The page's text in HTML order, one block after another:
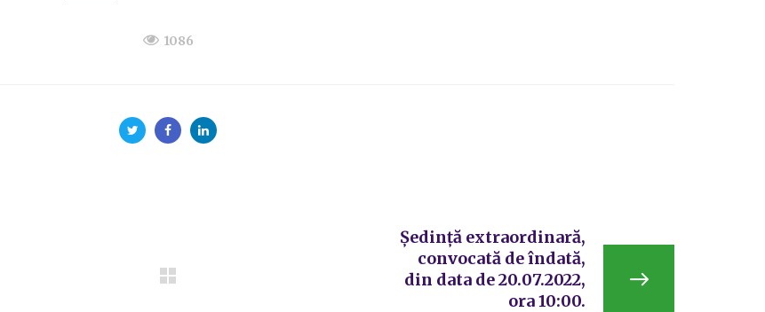
1086
Ședință extraordinară,
convocată de îndată,
din data de 20.07.2022,
ora 10:00.